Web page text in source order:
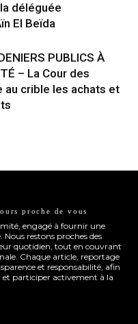
déléguée
El Beïda
PUBLICS À
– La Cour des
au crible les achats et
proche de vous
engagé à fournir une
restons proches des
quotidien, tout en couvrant
Chaque article, reportage
et responsabilité, afin
et participer activement à la